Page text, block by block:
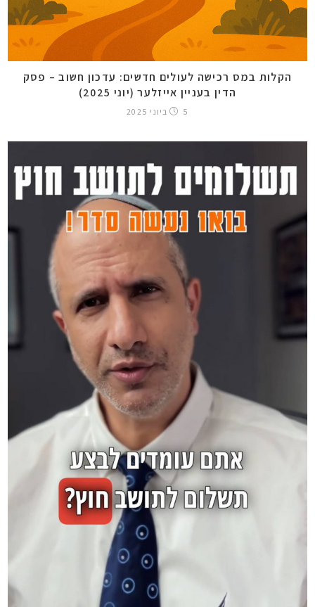
הקלות במס רכישה לעולים חדשים: עדכון חשוב – פסק
הדין בעניין אייזלער (יוני 2025)
5 ביוני 2025